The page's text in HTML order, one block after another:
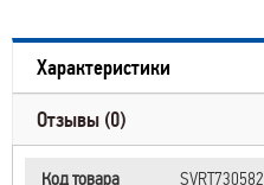
Характеристики
Отзывы (0)
Код товара SVRT730582